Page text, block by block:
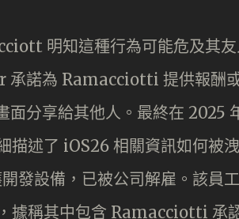
明知這種行為可能危及其友
承諾為 Ramacciotti 提供報酬
面分享給其他人。最終在 2025
描述了 iOS26 相關資訊如何
發設備，已被公司解雇。該
據稱其中包含 Ramacciotti 承